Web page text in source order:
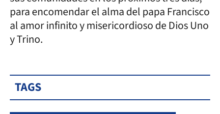
para encomendar el alma del papa Francisco
al amor infinito y misericordioso de Dios Uno
y Trino.
TAGS